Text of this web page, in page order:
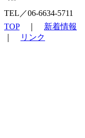
TEL／06-6634-5711
TOP｜ 新着情報
リンク